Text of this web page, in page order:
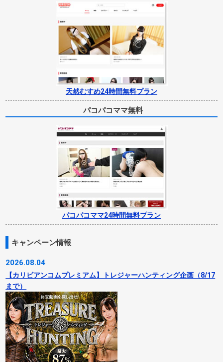
天然むすめ24時間無料プラン
パコパコママ無料
パコパコママ24時間無料プラン
キャンペーン情報
2026.08.04
【カリビアンコムプレミアム】トレジャーハンティング企画（8/17
まで）